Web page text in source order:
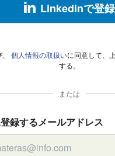
Linkedinで登録
個人情報の取扱いに同意して、
する。
または
録するメールアドレス